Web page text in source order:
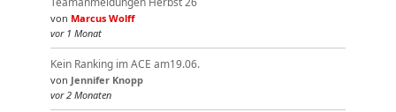
von Marcus Wolff
vor 1 Monat
Kein Ranking im ACE am19.06.
von Jennifer Knopp
vor 2 Monaten